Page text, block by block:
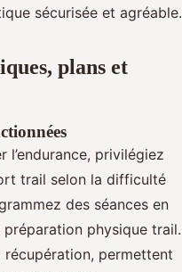
sécurisée et agréable.
plans et
l’endurance, privilégiez
trail selon la difficulté
des séances en
physique trail.
récupération, permettent